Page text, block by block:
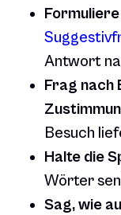
Antwort
Frag nach
Besuch
Halte die
Wörter
Sag, wie